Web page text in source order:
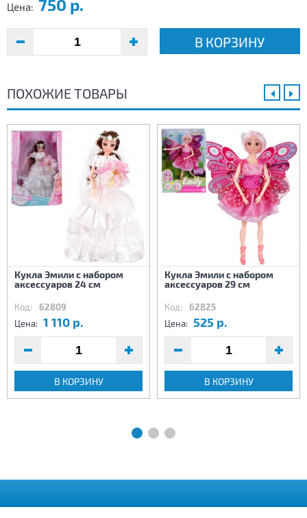
Цена: 750 р.
В КОРЗИНУ
ПОХОЖИЕ ТОВАРЫ
Кукла Эмили с набором
аксессуаров 24 см
Код: 62809
Цена: 1 110 р.
В КОРЗИНУ
Кукла Эмили с набором
аксессуаров 29 см
Код: 62825
Цена: 525 р.
В КОРЗИНУ